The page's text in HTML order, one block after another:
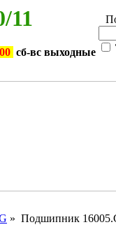
11
сб-вс выходные
» Подшипник